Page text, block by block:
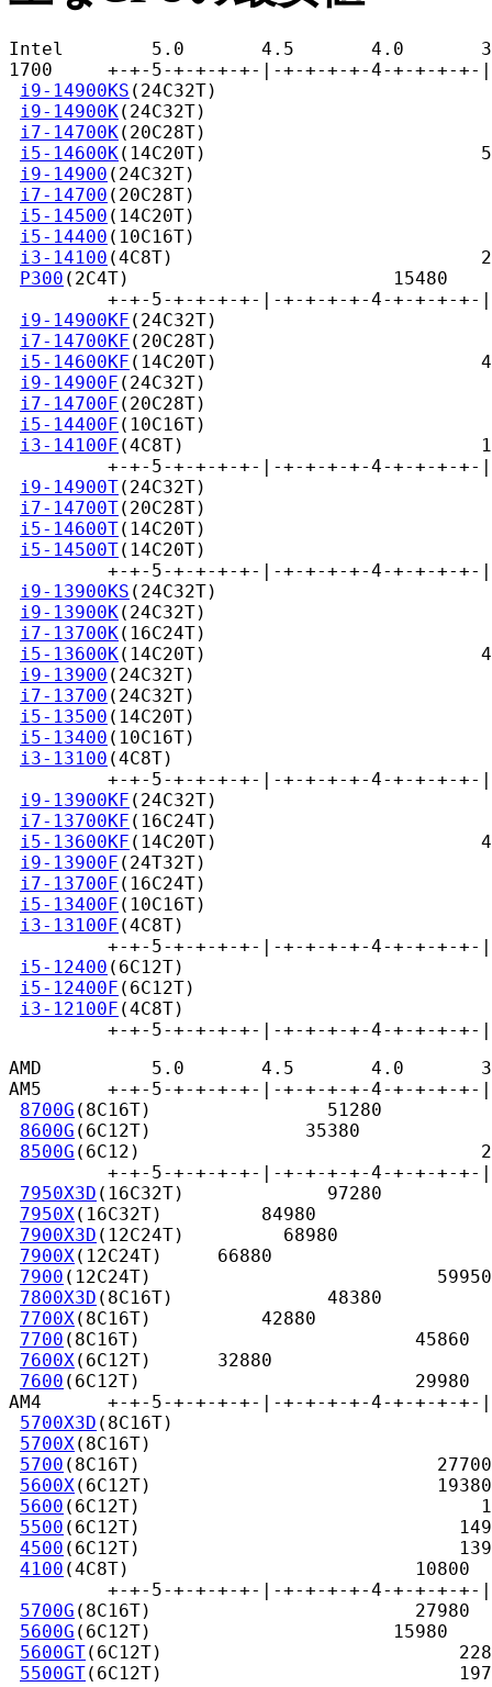
Intel        5.0       4.5       4.0
1700     +-+-5-+-+-+-+-|-+-+-+-+-4-+-+-+-+-|-
i9-14900KS (24C32T)
i9-14900K(24C32T)
i7-14700K(20C28T)
i5-14600K(14C20T)
i9-14900 (24C32T)
i7-14700 (20C28T)
i5-14500 (14C20T)
i5-14400 (10C16T)
i3-14100 (4C8T)
P300 (2C4T)                        15480
+-+-5-+-+-+-+-|-+-+-+-+-4-+-+-+-
i9-14900KF (24C32T)
i7-14700KF (20C28T)
i5-14600KF (14C20T)
i9-14900F (24C32T)
i7-14700F (20C28T)
i5-14400F (10C16T)
i3-14100F (4C8T)
+-+-5-+-+-+-+-|-+-+-+-+-4-+-+-+-
i9-14900T(24C32T)
i7-14700T(20C28T)
i5-14600T(14C20T)
i5-14500T(14C20T)
+-+-5-+-+-+-+-|-+-+-+-+-4-+-+-+-
i9-13900KS (24C32T)
i9-13900K(24C32T)
i7-13700K(16C24T)
i5-13600K(14C20T)
i9-13900 (24C32T)
i7-13700 (24C32T)
i5-13500 (14C20T)
i5-13400 (10C16T)
i3-13100 (4C8T)
+-+-5-+-+-+-+-|-+-+-+-+-4-+-+-+-
i9-13900KF (24C32T)
i7-13700KF (16C24T)
i5-13600KF (14C20T)
i9-13900F (24T32T)
i7-13700F (16C24T)
i5-13400F (10C16T)
i3-13100F (4C8T)
+-+-5-+-+-+-+-|-+-+-+-+-4-+-+-+-
i5-12400 (6C12T)
i5-12400F (6C12T)
i3-12100F (4C8T)
+-+-5-+-+-+-+-|-+-+-+-+-4-+-+-+-
AMD          5.0       4.5       4.0
AM5      +-+-5-+-+-+-+-|-+-+-+-+-4-+-+-+-+-|-
8700G (8C16T)                51280
8600G (6C12T)              35380
8500G (6C12)
+-+-5-+-+-+-+-|-+-+-+-+-4-+-+-+-
7950X3D (16C32T)             97280
7950X (16C32T)         84980
7900X3D (12C24T)         68980
7900X (12C24T)     66880
7900 (12C24T)                          59950
7800X3D (8C16T)              48380
7700X (8C16T)          42880
7700 (8C16T)                         45860
7600X (6C12T)      32880
7600 (6C12T)                         29980
AM4      +-+-5-+-+-+-+-|-+-+-+-+-4-+-+-+-+-|-
5700X3D (8C16T)
5700X (8C16T)
5700 (8C16T)                           27700
5600X (6C12T)                          19380
5600 (6C12T)
5500 (6C12T)
4500 (6C12T)
4100 (4C8T)                          10800
+-+-5-+-+-+-+-|-+-+-+-+-4-+-+-+-
5700G (8C16T)                        27980
5600G (6C12T)                      15980
5600GT(6C12T)
5500GT(6C12T)